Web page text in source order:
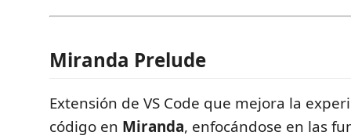
Miranda Prelude
Extensión de VS Code que mejora la
código en Miranda, enfocándose en las